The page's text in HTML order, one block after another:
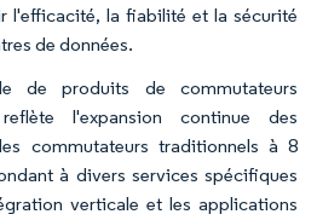
l'efficacité, la fiabilité et la sécurité
de données.
de produits de commutateurs
l'expansion continue des
commutateurs traditionnels à 8
à divers services spécifiques
verticale et les applications